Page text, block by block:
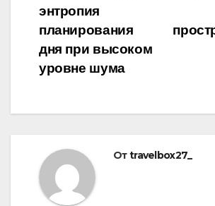
энтропия
планирования
дня при высоком
уровне шума
Отtravelbox27_